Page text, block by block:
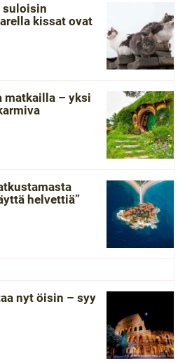
suloisin
kissat ovat
matkailla – yksi
helvettiä”
nyt öisin – syy